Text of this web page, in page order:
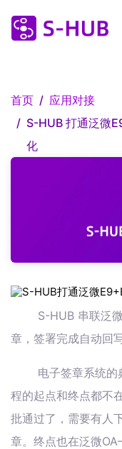
首页
应用对接
S-HUB 打通泛微
化
S-HUB 串联泛
章，签署完成自动回
电子签章系统
程的起点和终点都不
批通过了，需要有人
章。终点也在泛微